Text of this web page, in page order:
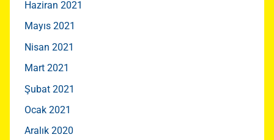
Haziran 2021
Mayıs 2021
Nisan 2021
Mart 2021
Şubat 2021
Ocak 2021
Aralık 2020